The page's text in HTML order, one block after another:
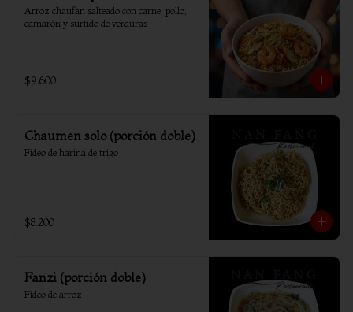
Arroz chaufan salteado con carne, pollo,
camarón y surtido de verduras
$9.600
Chaumen solo (porción doble)
Fideo de harina de trigo
$8.200
Fanzi (porción doble)
Fideo de arroz